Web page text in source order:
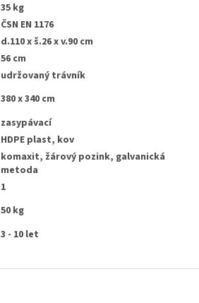
35 kg
ČSN EN 1176
d.110 x š.26 x v.90 cm
56 cm
udržovaný trávník
380 x 340 cm
zasypávací
HDPE plast, kov
komaxit, žárový pozink, galvanická
metoda
1
50 kg
3 - 10 let